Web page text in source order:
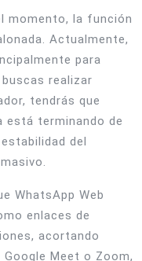
momento, la función
Actualmente,
para
buscas realizar
tendrás que
está terminando de
del
WhatsApp Web
enlaces de
acortando
Meet o Zoom,